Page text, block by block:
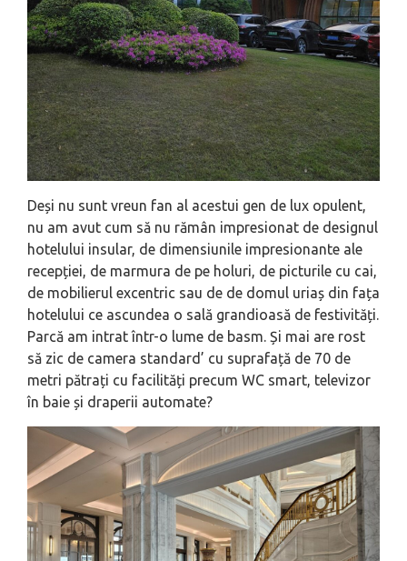
Deși nu sunt vreun fan al acestui gen de lux opulent,
nu am avut cum să nu rămân impresionat de designul
hotelului insular, de dimensiunile impresionante ale
recepției, de marmura de pe holuri, de picturile cu cai,
de mobilierul excentric sau de de domul uriaș din fața
hotelului ce ascundea o sală grandioasă de festivități.
Parcă am intrat într-o lume de basm. Și mai are rost
să zic de camera standard’ cu suprafață de 70 de
metri pătrați cu facilități precum WC smart, televizor
în baie și draperii automate?